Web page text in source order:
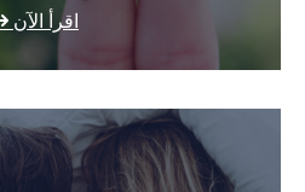
اقرأ الآن